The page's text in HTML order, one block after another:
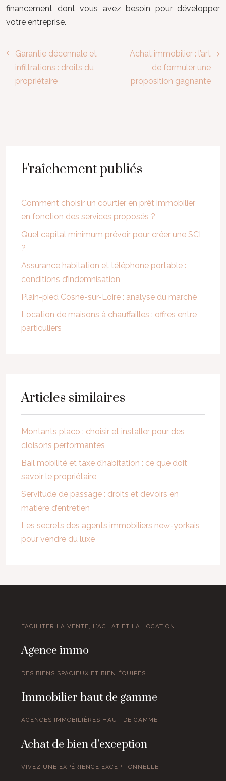
financement dont vous avez besoin pour développer
votre entreprise.
Garantie décennale et
infiltrations : droits du
propriétaire
Achat immobilier : l’art
de formuler une
proposition gagnante
Fraîchement publiés
Comment choisir un courtier en prêt immobilier
en fonction des services proposés ?
Quel capital minimum prévoir pour créer une SCI
?
Assurance habitation et téléphone portable :
conditions d’indemnisation
Plain-pied Cosne-sur-Loire : analyse du marché
Location de maisons à chauffailles : offres entre
particuliers
Articles similaires
Montants placo : choisir et installer pour des
cloisons performantes
Bail mobilité et taxe d’habitation : ce que doit
savoir le propriétaire
Servitude de passage : droits et devoirs en
matière d’entretien
Les secrets des agents immobiliers new-yorkais
pour vendre du luxe
FACILITER LA VENTE, L’ACHAT ET LA LOCATION
Agence immo
DES BIENS SPACIEUX ET BIEN ÉQUIPÉS
Immobilier haut de gamme
AGENCES IMMOBILIÈRES HAUT DE GAMME
Achat de bien d’exception
VIVEZ UNE EXPÉRIENCE EXCEPTIONNELLE